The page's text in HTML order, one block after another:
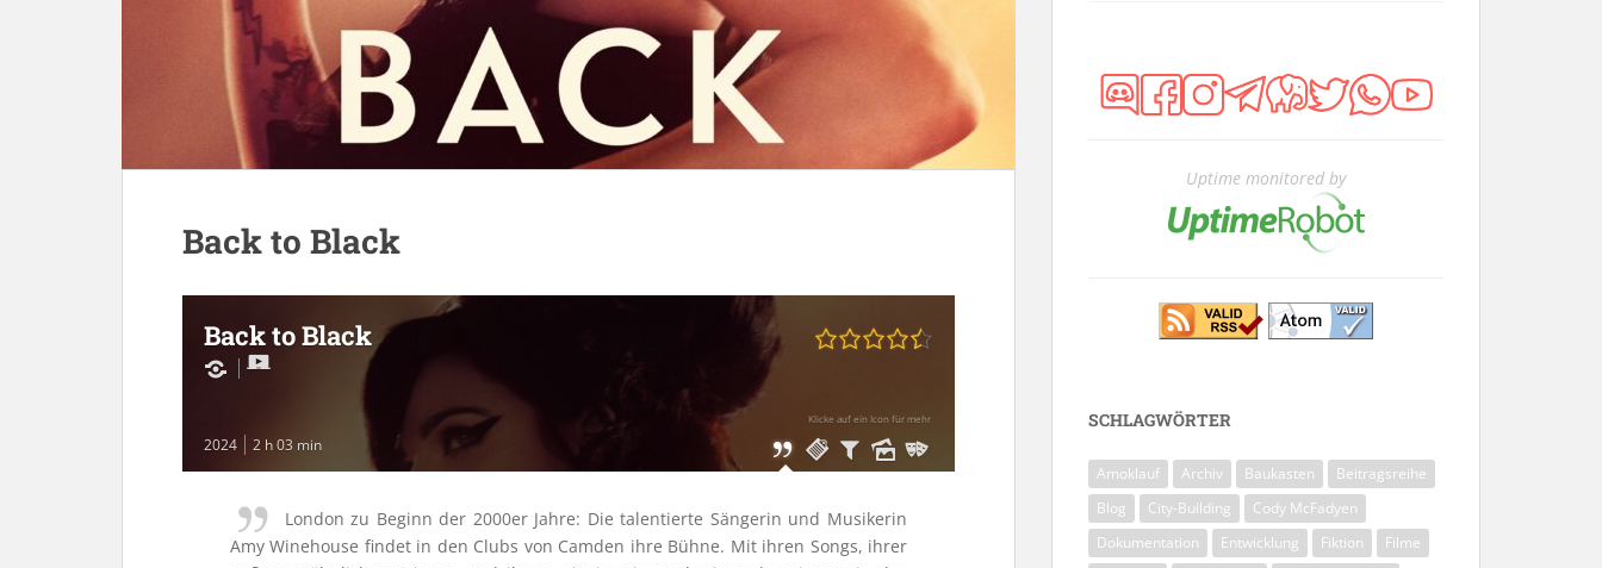
Back to Black
Back to Black
2024 2 h 03 min
Klicke auf ein Icon für mehr
London zu Beginn der 2000er Jahre: Die talentierte Sängerin und Musikerin
Amy Winehouse findet in den Clubs von Camden ihre Bühne. Mit ihren Songs, ihrer
Uptime monitored by
SCHLAGWÖRTER
Amoklauf Archiv Baukasten
Beitragsreihe
Blog
City-Building
Cody McFadyen
Dokumentation
Entwicklung Fiktion
Filme